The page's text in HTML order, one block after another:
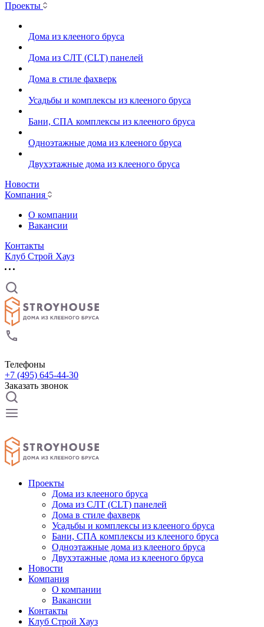
Проекты
Дома из клееного бруса
Дома из СЛТ (CLT) панелей
Дома в стиле фахверк
Усадьбы и комплексы из клееного бруса
Бани, СПА комплексы из клееного бруса
Одноэтажные дома из клееного бруса
Двухэтажные дома из клееного бруса
Новости
Компания
О компании
Вакансии
Контакты
Клуб Строй Хауз
Телефоны
+7 (495) 645-44-30
Заказать звонок
Проекты
Дома из клееного бруса
Дома из СЛТ (CLT) панелей
Дома в стиле фахверк
Усадьбы и комплексы из клееного бруса
Бани, СПА комплексы из клееного бруса
Одноэтажные дома из клееного бруса
Двухэтажные дома из клееного бруса
Новости
Компания
О компании
Вакансии
Контакты
Клуб Строй Хауз